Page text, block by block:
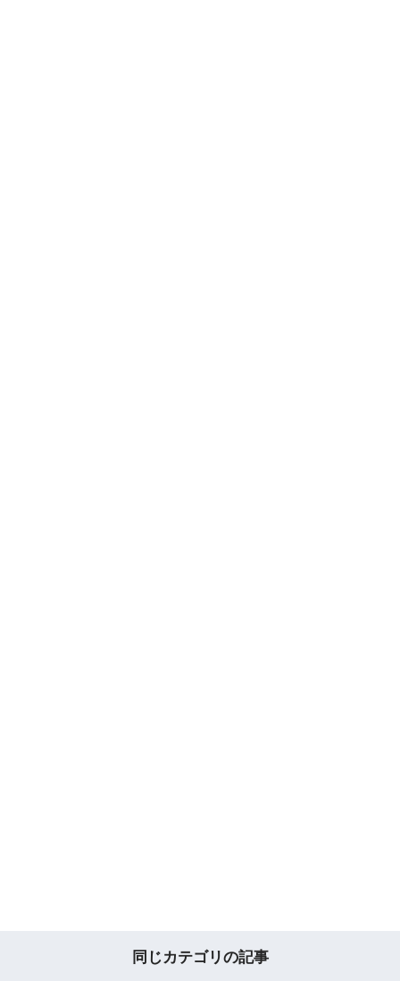
同じカテゴリの記事